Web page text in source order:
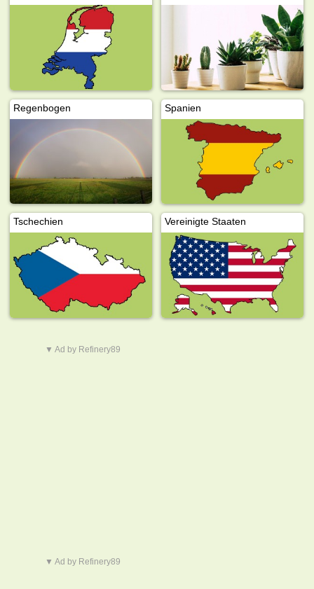
Regenbogen Spanien
Tschechien Vereinigte Staaten
▼ Ad by Refinery89
▼ Ad by Refinery89